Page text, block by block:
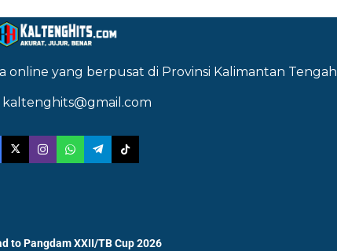
online yang berpusat di Provinsi Kalimantan Tengah
kaltenghits@gmail.com
to Pangdam XXII/TB Cup 2026